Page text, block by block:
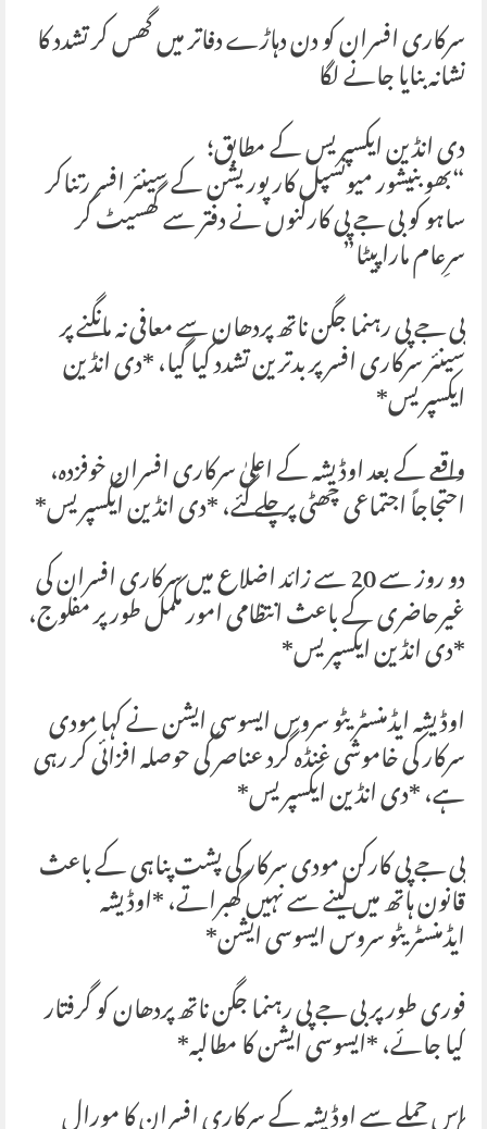
سرکاری افسران کو دن دہاڑے دفاتر میں گھس کر تشدد کا
نشانہ بنایا جانے لگا
دی انڈین ایکسپریس کے مطابق؛
“بھوبنیشور میونسپل کارپوریشن کے سینئر افسر رتناکر
ساہو کو بی جے پی کارکنوں نے دفتر سے گھسیٹ کر
سرِعام مارا پیٹا”
بی جے پی رہنما جگن ناتھ پردھان سے معافی نہ مانگنے پر
سینئر سرکاری افسر پر بدترین تشدد کیا گیا، *دی انڈین
ایکسپریس*
واقعے کے بعد اوڈیشہ کے اعلیٰ سرکاری افسران خوفزدہ،
احتجاجاً اجتماعی چھٹی پر چلے گئے، *دی انڈین ایکسپریس*
دو روز سے 20 سے زائد اضلاع میں سرکاری افسران کی
غیرحاضری کے باعث انتظامی امور مکمل طور پر مفلوج،
*دی انڈین ایکسپریس*
اوڈیشہ ایڈمنسٹریٹو سروس ایسوسی ایشن نے کہا مودی
سرکار کی خاموشی غنڈہ گرد عناصر کی حوصلہ افزائی کر رہی
ہے، *دی انڈین ایکسپریس*
بی جے پی کارکن مودی سرکار کی پشت پناہی کے باعث
قانون ہاتھ میں لینے سے نہیں گھبراتے، *اوڈیشہ
ایڈمنسٹریٹو سروس ایسوسی ایشن*
فوری طور پر بی جے پی رہنما جگن ناتھ پردھان کو گرفتار
کیا جائے، *ایسوسی ایشن کا مطالبہ*